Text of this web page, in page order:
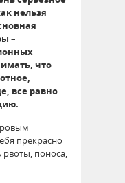
нельзя
–
что
все равно
прекрасно
рвоты, поноса,